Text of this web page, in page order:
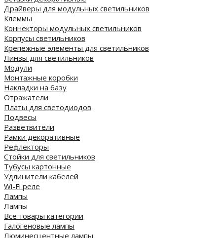
Драйверы для модульных светильников
Клеммы
Коннекторы модульных светильников
Корпусы светильников
Крепежные элементы для светильников
Линзы для светильников
Модули
Монтажные коробки
Накладки на базу
Отражатели
Платы для светодиодов
Подвесы
Разветвители
Рамки декоративные
Рефлекторы
Стойки для светильников
Тубусы картонные
Удлинители кабелей
Wi-Fi реле
Лампы
Лампы
Все товары категории
Галогеновые лампы
Люминесцентные лампы